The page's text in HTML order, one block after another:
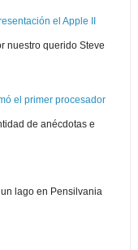
el Apple II
nuestro querido Steve
el primer procesador
de anécdotas e
lago en Pensilvania